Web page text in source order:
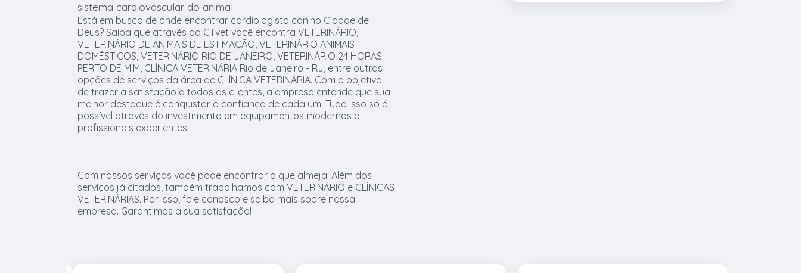
sistema cardiovascular do animal.
Está em busca de onde encontrar cardiologista canino Cidade de
Deus? Saiba que através da CTvet você encontra VETERINÁRIO,
VETERINÁRIO DE ANIMAIS DE ESTIMAÇÃO, VETERINÁRIO ANIMAIS
DOMÉSTICOS, VETERINÁRIO RIO DE JANEIRO, VETERINÁRIO 24 HORAS
PERTO DE MIM, CLÍNICA VETERINÁRIA Rio de Janeiro - RJ, entre outras
opções de serviços da área de CLÍNICA VETERINÁRIA. Com o objetivo
de trazer a satisfação a todos os clientes, a empresa entende que sua
melhor destaque é conquistar a confiança de cada um. Tudo isso só é
possível através do investimento em equipamentos modernos e
profissionais experientes.
Com nossos serviços você pode encontrar o que almeja. Além dos
serviços já citados, também trabalhamos com VETERINÁRIO e CLÍNICAS
VETERINÁRIAS. Por isso, fale conosco e saiba mais sobre nossa
empresa. Garantimos a sua satisfação!